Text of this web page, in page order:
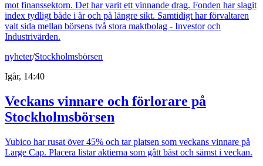
mot finanssektorn. Det har varit ett vinnande drag. Fonden har slagit
index tydligt både i år och på längre sikt. Samtidigt har förvaltaren
valt sida mellan börsens två stora maktbolag - Investor och
Industrivärden.
nyheter/Stockholmsbörsen
Igår, 14:40
Veckans vinnare och förlorare på
Stockholmsbörsen
Yubico har rusat över 45% och tar platsen som veckans vinnare på
Large Cap. Placera listar aktierna som gått bäst och sämst i veckan.